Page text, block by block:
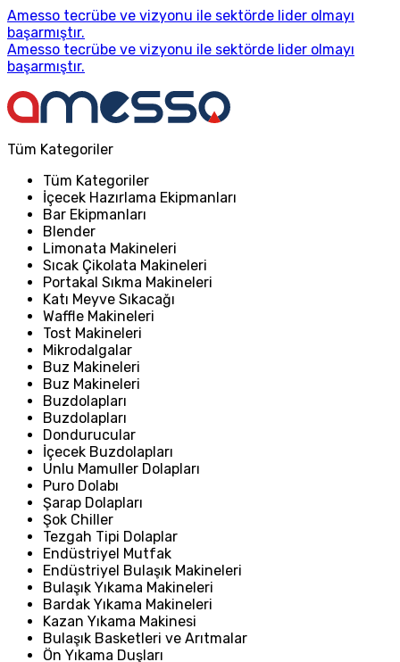
Amesso tecrübe ve vizyonu ile sektörde lider olmayı
başarmıştır.
Amesso tecrübe ve vizyonu ile sektörde lider olmayı
başarmıştır.
Tüm Kategoriler
Tüm Kategoriler
İçecek Hazırlama Ekipmanları
Bar Ekipmanları
Blender
Limonata Makineleri
Sıcak Çikolata Makineleri
Portakal Sıkma Makineleri
Katı Meyve Sıkacağı
Waffle Makineleri
Tost Makineleri
Mikrodalgalar
Buz Makineleri
Buz Makineleri
Buzdolapları
Buzdolapları
Dondurucular
İçecek Buzdolapları
Unlu Mamuller Dolapları
Puro Dolabı
Şarap Dolapları
Şok Chiller
Tezgah Tipi Dolaplar
Endüstriyel Mutfak
Endüstriyel Bulaşık Makineleri
Bulaşık Yıkama Makineleri
Bardak Yıkama Makineleri
Kazan Yıkama Makinesi
Bulaşık Basketleri ve Arıtmalar
Ön Yıkama Duşları